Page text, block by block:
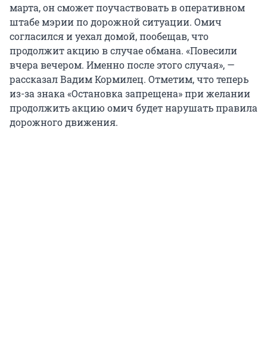
марта, он сможет поучаствовать в оперативном
штабе мэрии по дорожной ситуации. Омич
согласился и уехал домой, пообещав, что
продолжит акцию в случае обмана. «Повесили
вчера вечером. Именно после этого случая», —
рассказал Вадим Кормилец. Отметим, что теперь
из-за знака «Остановка запрещена» при желании
продолжить акцию омич будет нарушать правила
дорожного движения.